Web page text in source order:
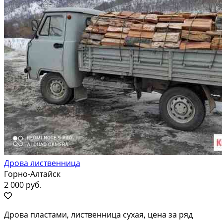
Дрова лиственница
Горно-Алтайск
2 000 руб.
Дрова пластами, лиственница сухая, цена за ряд